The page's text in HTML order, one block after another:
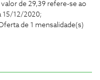
de 29,39 refere-se ao
15/12/2020;
de 1 mensalidade(s)